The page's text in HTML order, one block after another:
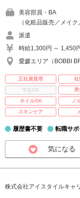
美容部員・BA
（化粧品販売／メイ
派遣
時給1,300円 ～ 1,450
愛媛エリア（BOBBI
正社員登用 社
学生OK
男
ネイルOK
ノ
スキンケア
履歴書不要 転職サポ
気になる
株式会社アイスタイルキャ